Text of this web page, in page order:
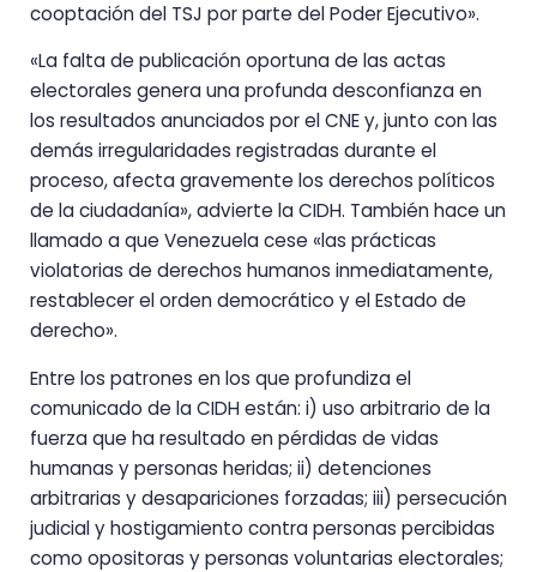
cooptación del TSJ por parte del Poder Ejecutivo».
«La falta de publicación oportuna de las actas
electorales genera una profunda desconfianza en
los resultados anunciados por el CNE y, junto con las
demás irregularidades registradas durante el
proceso, afecta gravemente los derechos políticos
de la ciudadanía», advierte la CIDH. También hace un
llamado a que Venezuela cese «las prácticas
violatorias de derechos humanos inmediatamente,
restablecer el orden democrático y el Estado de
derecho».
Entre los patrones en los que profundiza el
comunicado de la CIDH están: i) uso arbitrario de la
fuerza que ha resultado en pérdidas de vidas
humanas y personas heridas; ii) detenciones
arbitrarias y desapariciones forzadas; iii) persecución
judicial y hostigamiento contra personas percibidas
como opositoras y personas voluntarias electorales;